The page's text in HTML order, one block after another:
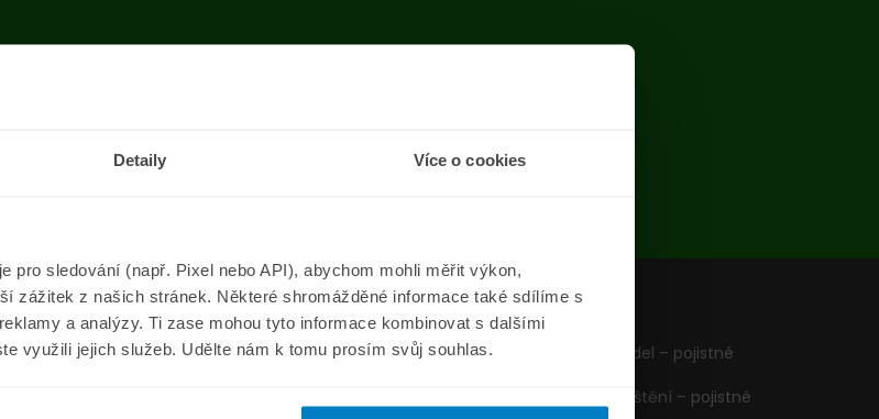
Detaily Více o cookies
pro sledování (např. Pixel nebo API), abychom mohli měřit výkon,
zážitek z našich stránek. Některé shromážděné informace také sdílíme s
a analýzy. Ti zase mohou tyto informace kombinovat s dalšími
využili jejich služeb. Udělte nám k tomu prosím svůj souhlas.
se vyskytla chyba
Přejít na úvodní stránku
Informace
Aktuality
ePojisteni.cz
O nás
Formuláře
Pojištění vozidel – pojistné
Cestovní pojištění – pojistné